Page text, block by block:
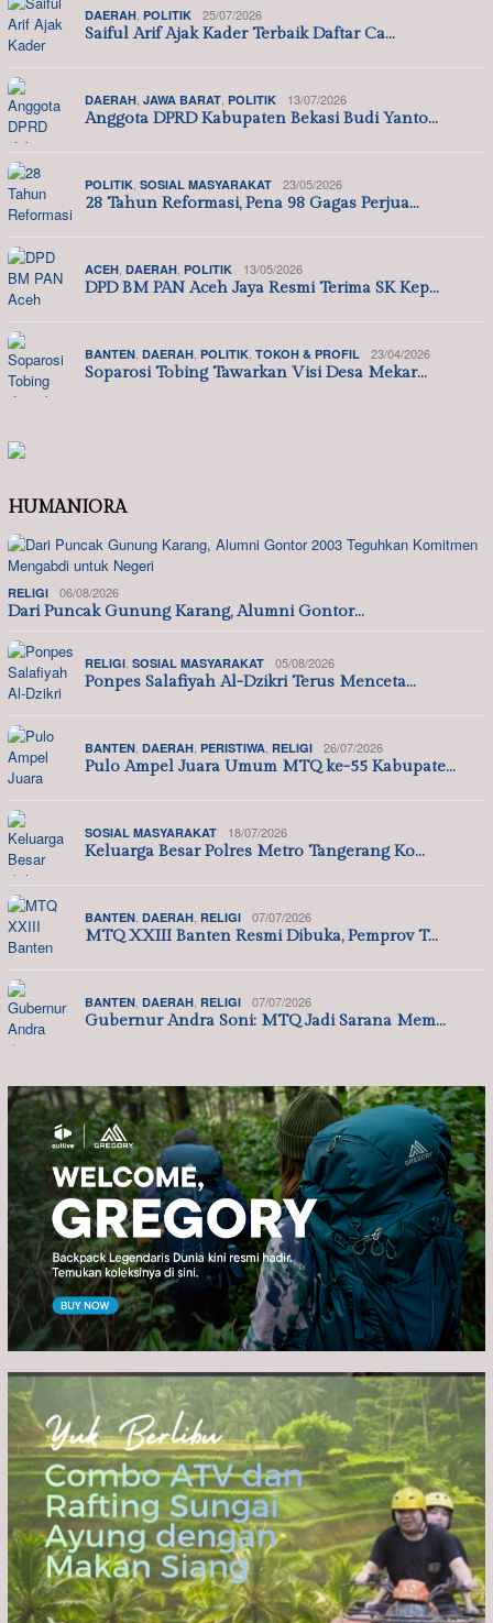
DAERAH POLITIK 25/07/2026
Saiful Arif Ajak Kader Terbaik Daftar Ca…
DAERAH JAWA BARAT POLITIK 13/07/2026
Anggota DPRD Kabupaten Bekasi Budi Yanto…
POLITIK SOSIAL MASYARAKAT 23/05/2026
28 Tahun Reformasi, Pena 98 Gagas Perjua…
ACEH DAERAH POLITIK 13/05/2026
DPD BM PAN Aceh Jaya Resmi Terima SK Kep…
BANTEN DAERAH POLITIK TOKOH & PROFIL 23/04/2026
Soparosi Tobing Tawarkan Visi Desa Mekar…
HUMANIORA
RELIGI 06/08/2026
Dari Puncak Gunung Karang, Alumni Gontor…
RELIGI SOSIAL MASYARAKAT 05/08/2026
Ponpes Salafiyah Al-Dzikri Terus Menceta…
BANTEN DAERAH PERISTIWA RELIGI 26/07/2026
Pulo Ampel Juara Umum MTQ ke-55 Kabupate…
SOSIAL MASYARAKAT 18/07/2026
Keluarga Besar Polres Metro Tangerang Ko…
BANTEN DAERAH RELIGI 07/07/2026
MTQ XXIII Banten Resmi Dibuka, Pemprov T…
BANTEN DAERAH RELIGI 07/07/2026
Gubernur Andra Soni: MTQ Jadi Sarana Mem…